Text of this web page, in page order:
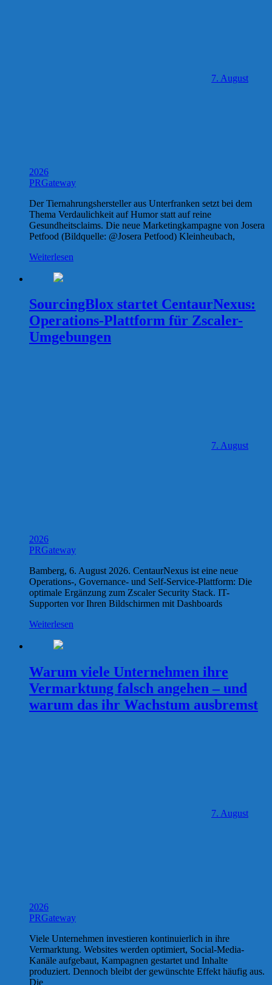
7. August
2026
PRGateway
Der Tiernahrungshersteller aus Unterfranken setzt bei dem
Thema Verdaulichkeit auf Humor statt auf reine
Gesundheitsclaims. Die neue Marketingkampagne von Josera
Petfood (Bildquelle: @Josera Petfood) Kleinheubach,
Weiterlesen
SourcingBlox startet CentaurNexus:
Operations-Plattform für Zscaler-
Umgebungen
7. August
2026
PRGateway
Bamberg, 6. August 2026. CentaurNexus ist eine neue
Operations-, Governance- und Self-Service-Plattform: Die
optimale Ergänzung zum Zscaler Security Stack. IT-
Supporten vor Ihren Bildschirmen mit Dashboards
Weiterlesen
Warum viele Unternehmen ihre
Vermarktung falsch angehen – und
warum das ihr Wachstum ausbremst
7. August
2026
PRGateway
Viele Unternehmen investieren kontinuierlich in ihre
Vermarktung. Websites werden optimiert, Social-Media-
Kanäle aufgebaut, Kampagnen gestartet und Inhalte
produziert. Dennoch bleibt der gewünschte Effekt häufig aus.
Die